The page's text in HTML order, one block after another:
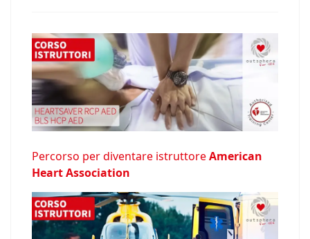
Percorso per diventare istruttoreAmerican
Heart Association